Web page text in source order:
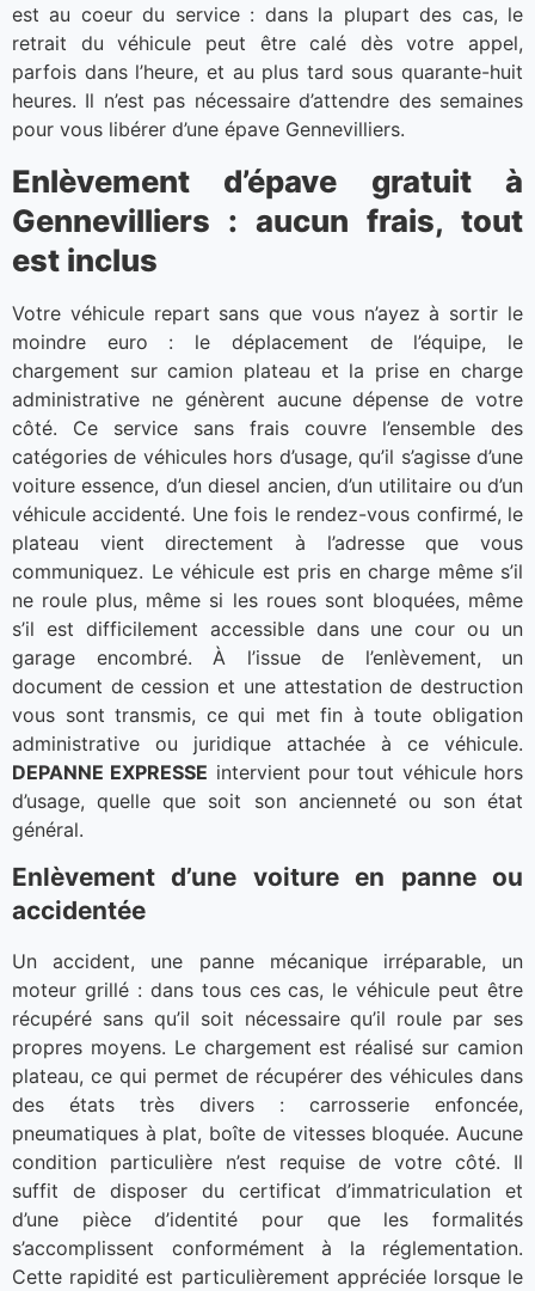
est au coeur du service : dans la plupart des cas, le
retrait du véhicule peut être calé dès votre appel,
parfois dans l’heure, et au plus tard sous quarante-huit
heures. Il n’est pas nécessaire d’attendre des semaines
pour vous libérer d’une épave Gennevilliers.
Enlèvement d’épave gratuit à
Gennevilliers : aucun frais, tout
est inclus
Votre véhicule repart sans que vous n’ayez à sortir le
moindre euro : le déplacement de l’équipe, le
chargement sur camion plateau et la prise en charge
administrative ne génèrent aucune dépense de votre
côté. Ce service sans frais couvre l’ensemble des
catégories de véhicules hors d’usage, qu’il s’agisse d’une
voiture essence, d’un diesel ancien, d’un utilitaire ou d’un
véhicule accidenté. Une fois le rendez-vous confirmé, le
plateau vient directement à l’adresse que vous
communiquez. Le véhicule est pris en charge même s’il
ne roule plus, même si les roues sont bloquées, même
s’il est difficilement accessible dans une cour ou un
garage encombré. À l’issue de l’enlèvement, un
document de cession et une attestation de destruction
vous sont transmis, ce qui met fin à toute obligation
administrative ou juridique attachée à ce véhicule.
DEPANNE EXPRESSE intervient pour tout véhicule hors
d’usage, quelle que soit son ancienneté ou son état
général.
Enlèvement d’une voiture en panne ou
accidentée
Un accident, une panne mécanique irréparable, un
moteur grillé : dans tous ces cas, le véhicule peut être
récupéré sans qu’il soit nécessaire qu’il roule par ses
propres moyens. Le chargement est réalisé sur camion
plateau, ce qui permet de récupérer des véhicules dans
des états très divers : carrosserie enfoncée,
pneumatiques à plat, boîte de vitesses bloquée. Aucune
condition particulière n’est requise de votre côté. Il
suffit de disposer du certificat d’immatriculation et
d’une pièce d’identité pour que les formalités
s’accomplissent conformément à la réglementation.
Cette rapidité est particulièrement appréciée lorsque le